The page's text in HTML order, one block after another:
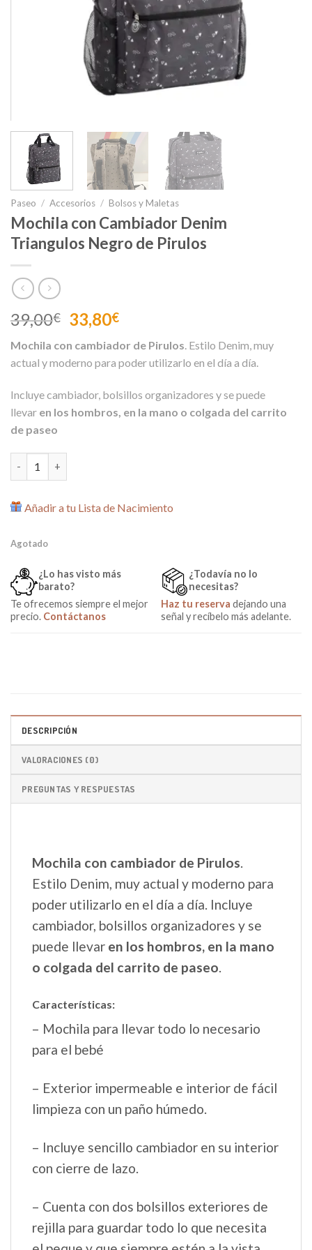
Paseo / Accesorios / Bolsos y Maletas
Mochila con Cambiador Denim
Triangulos Negro de Pirulos
39,00€ El
precio
original
era:
33,80€El
actual
es:
Mochila con cambiador de Pirulos. Estilo Denim, muy
actual y moderno para poder utilizarlo en el día a día.
Incluye cambiador, bolsillos organizadores y se puede
llevar en los hombros, en la mano o colgada del carrito
de paseo
Añadir a tu Lista de Nacimiento
Agotado
¿Lo has visto más
barato?
Te ofrecemos siempre el mejor
precio. Contáctanos
¿Todavía no lo
necesitas?
Haz tu reserva dejando una
señal y recíbelo más adelante.
DESCRIPCIÓN
VALORACIONES (0)
PREGUNTAS Y RESPUESTAS
Mochila con cambiador de Pirulos.
Estilo Denim, muy actual y moderno para
poder utilizarlo en el día a día. Incluye
cambiador, bolsillos organizadores y se
puede llevar en los hombros, en la mano
o colgada del carrito de paseo.
Características:
– Mochila para llevar todo lo necesario
para el bebé
– Exterior impermeable e interior de fácil
limpieza con un paño húmedo.
– Incluye sencillo cambiador en su interior
con cierre de lazo.
– Cuenta con dos bolsillos exteriores de
rejilla para guardar todo lo que necesita